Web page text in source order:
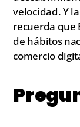
velocidad. Y
recuerda que
de hábitos
comercio